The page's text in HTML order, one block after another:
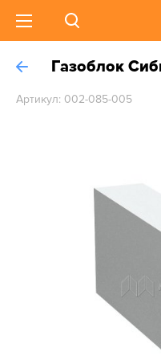
Газоблок
Артикул: 002-085-005